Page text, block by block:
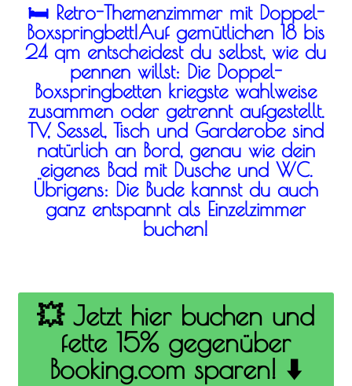
🛏️ Retro-Themenzimmer mit Doppel-
Boxspringbett!Auf gemütlichen 18 bis
24 qm entscheidest du selbst, wie du
pennen willst: Die Doppel-
Boxspringbetten kriegste wahlweise
zusammen oder getrennt aufgestellt.
TV, Sessel, Tisch und Garderobe sind
natürlich an Bord, genau wie dein
eigenes Bad mit Dusche und WC.
Übrigens: Die Bude kannst du auch
ganz entspannt als Einzelzimmer
buchen!
💥 Jetzt hier buchen und
fette 15% gegenüber
Booking.com sparen! ⬇️